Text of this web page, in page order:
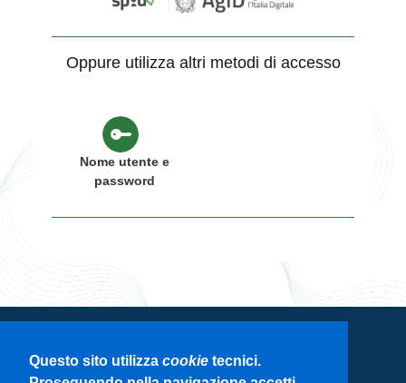
Questo sito utilizza cookie tecnici.
Oppure utilizza altri metodi di accesso
Nome utente e
password
Servizio di autenticazione di Regione
Lombardia